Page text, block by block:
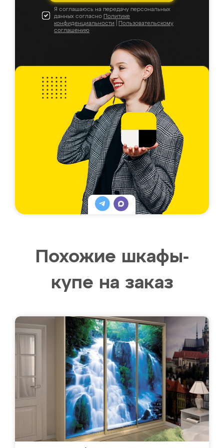
Я соглашаюсь на передачу персональных
данных согласно Политике
конфиденциальности
Пользовательскому
соглашению
Похожие шкафы-
купе на заказ